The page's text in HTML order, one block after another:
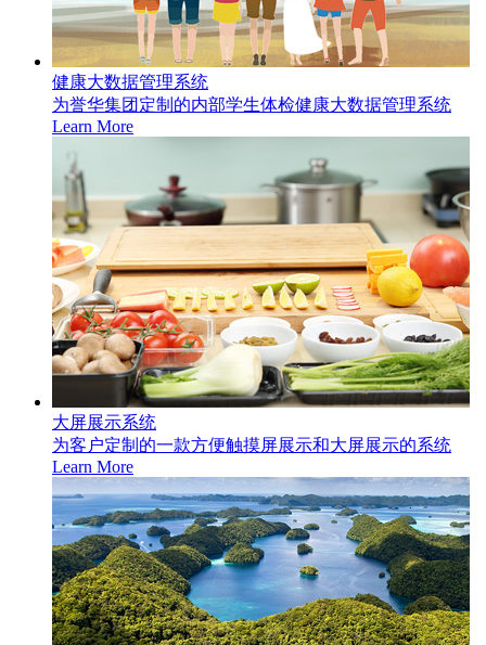
健康大数据管理系统
为誉华集团定制的内部学生体检健康大数据管理系统
Learn More
大屏展示系统
为客户定制的一款方便触摸屏展示和大屏展示的系统
Learn More